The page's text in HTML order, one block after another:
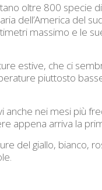
oltre 800 specie
dell’America del
massimo e le
estive, che ci
piuttosto
anche nei mesi più
appena arriva la
del giallo, bianco,